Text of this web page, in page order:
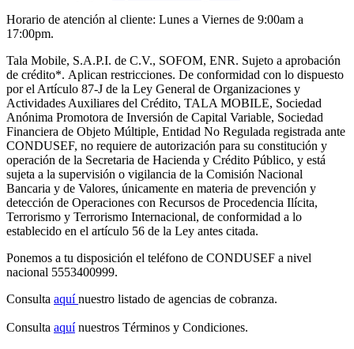
Horario de atención al cliente: Lunes a Viernes de 9:00am a
17:00pm.
Tala Mobile, S.A.P.I. de C.V., SOFOM, ENR. Sujeto a aprobación
de crédito*. Aplican restricciones. De conformidad con lo dispuesto
por el Artículo 87-J de la Ley General de Organizaciones y
Actividades Auxiliares del Crédito, TALA MOBILE, Sociedad
Anónima Promotora de Inversión de Capital Variable, Sociedad
Financiera de Objeto Múltiple, Entidad No Regulada registrada ante
CONDUSEF, no requiere de autorización para su constitución y
operación de la Secretaria de Hacienda y Crédito Público, y está
sujeta a la supervisión o vigilancia de la Comisión Nacional
Bancaria y de Valores, únicamente en materia de prevención y
detección de Operaciones con Recursos de Procedencia Ilícita,
Terrorismo y Terrorismo Internacional, de conformidad a lo
establecido en el artículo 56 de la Ley antes citada.
Ponemos a tu disposición el teléfono de CONDUSEF a nivel
nacional 5553400999.
Consulta aquínuestro listado de agencias de cobranza.
Consulta aquínuestros Términos y Condiciones.